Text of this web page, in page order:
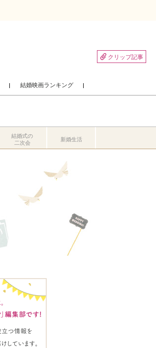
クリップ記事
結婚映画ランキング
結婚式の
二次会
新婚生活